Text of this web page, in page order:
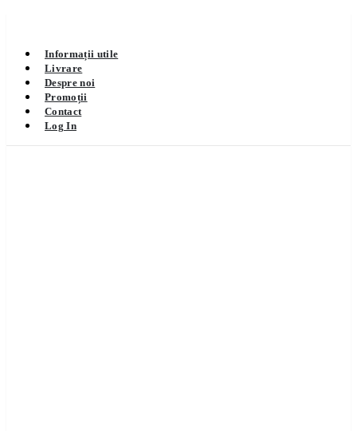
Informații utile
Livrare
Despre noi
Promoții
Contact
Log In